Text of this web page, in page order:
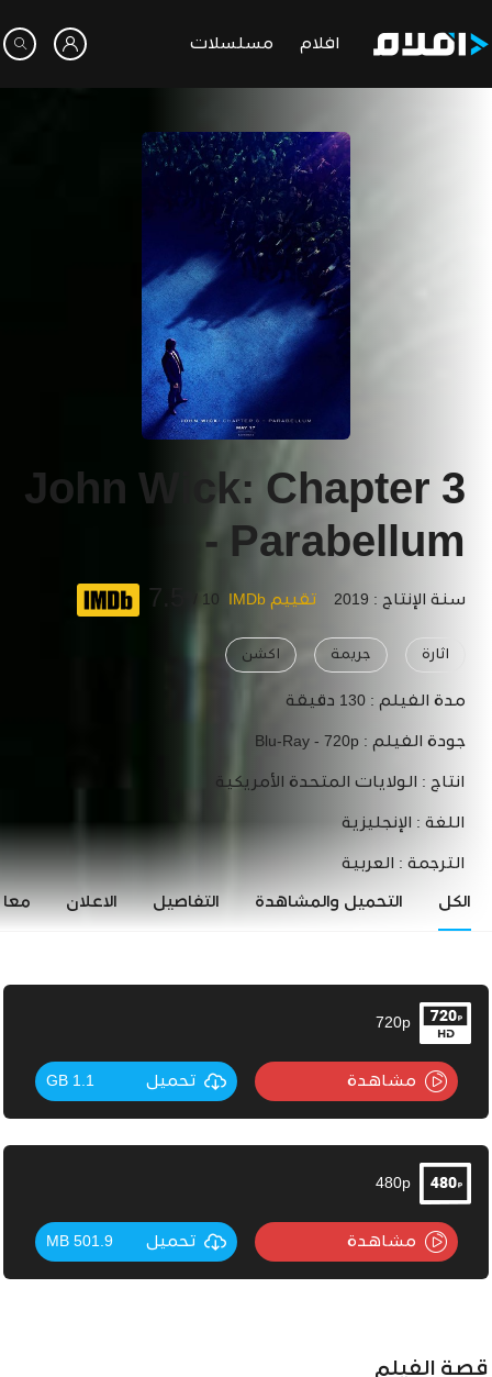
افلام مسلسلات
John Wick: Chapter 3
- Parabellum
سنة الإنتاج : 2019 تقييم IMDb 10 /
7.5
اثارة جريمة اكشن
مدة الفيلم : 130 دقيقة
جودة الفيلم : Blu-Ray - 720p
انتاج : الولايات المتحدة الأمريكية
اللغة : الإنجليزية
الترجمة : العربية
الكل التحميل والمشاهدة التفاصيل الاعلان
720p
مشاهدة تحميل 1.1 GB
480p
مشاهدة تحميل 501.9 MB
قصة الفيلم